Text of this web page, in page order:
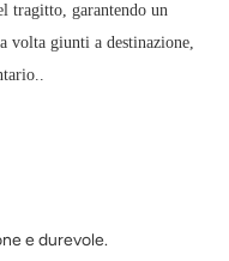
tragitto, garantendo un
volta giunti a destinazione,
.
e durevole.